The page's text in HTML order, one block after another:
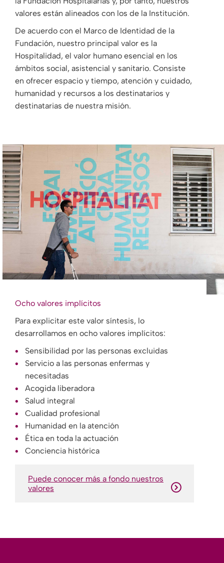
valores están alineados con los de la Institución.
De acuerdo con el Marco de Identidad de la
Fundación, nuestro principal valor es la
Hospitalidad, el valor humano esencial en los
ámbitos social, asistencial y sanitario. Consiste
en ofrecer espacio y tiempo, atención y cuidado,
humanidad y recursos a los destinatarios y
destinatarias de nuestra misión.
Ocho valores implícitos
Para explicitar este valor síntesis, lo
desarrollamos en ocho valores implícitos:
Sensibilidad por las personas excluidas
Servicio a las personas enfermas y
necesitadas
Acogida liberadora
Salud integral
Cualidad profesional
Humanidad en la atención
Ética en toda la actuación
Conciencia histórica
Puede conocer más a fondo nuestros
valores